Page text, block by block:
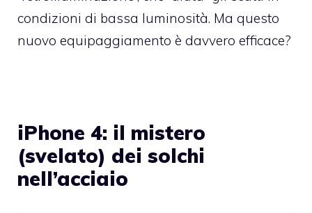
condizioni di bassa luminosità. Ma questo
nuovo equipaggiamento è davvero efficace?
iPhone 4: il mistero
(svelato) dei solchi
nell’acciaio